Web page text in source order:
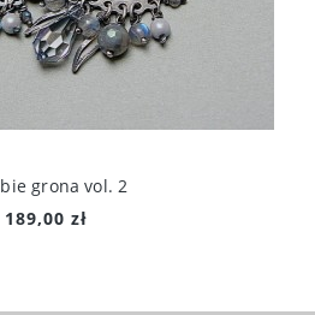
grona vol. 2
189,00 zł